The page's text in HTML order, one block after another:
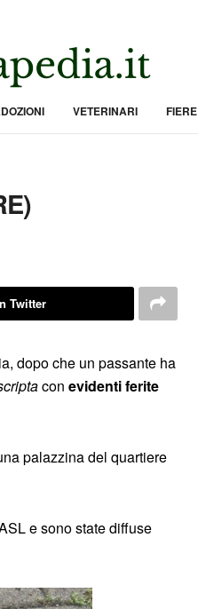
VETERINARI FIERE
Twitter
dopo che un passante ha
con evidenti ferite
palazzina del quartiere
e sono state diffuse